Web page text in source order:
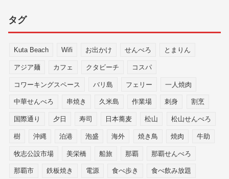
タグ
Kuta Beach Wifi お出かけ せんべろ とまりん
アジア麺 カフェ クタビーチ コスパ
コワーキングスペース バリ島 フェリー 一人焼肉
中華せんべろ 串焼き 久米島 作業場 刺身 割烹
国際通り 夕日 寿司 日本蕎麦 松山 松山せんべろ
樹 沖縄 泊港 泡盛 海外 焼き鳥 焼肉 牛助
牧志公設市場 美栄橋 船旅 那覇 那覇せんべろ
那覇市 鉄板焼き 電源 食べ歩き 食べ飲み放題